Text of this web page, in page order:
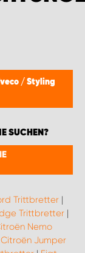
/ Styling
SUCHEN?
Trittbretter |
Trittbretter |
Nemo
Citroën Jumper